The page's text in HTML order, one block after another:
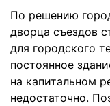
По решению
дворца съездов
для городского
постоянное
на капитальном
недостаточно.